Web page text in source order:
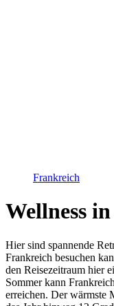
Frankreich
Wellness
Hier sind spannende
Frankreich besuchen
den Reisezeitraum hier
Sommer kann
erreichen. Der wärmste